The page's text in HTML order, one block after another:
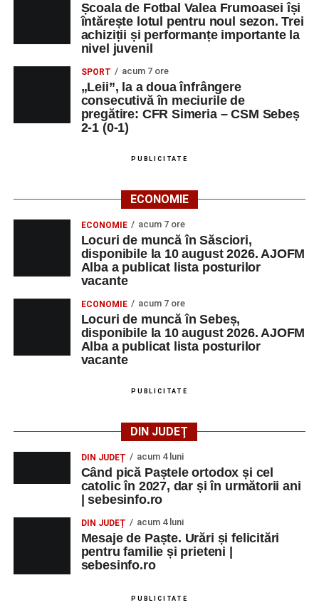
Școala de Fotbal Valea Frumoasei își
întărește lotul pentru noul sezon. Trei
achiziții și performanțe importante la
nivel juvenil
SPORT acum 7 ore
„Leii”, la a doua înfrângere
consecutivă în meciurile de
pregătire: CFR Simeria – CSM Sebeș
2-1 (0-1)
PUBLICITATE
ECONOMIE
ECONOMIE acum 7 ore
Locuri de muncă în Săsciori,
disponibile la 10 august 2026. AJOFM
Alba a publicat lista posturilor
vacante
ECONOMIE acum 7 ore
Locuri de muncă în Sebeș,
disponibile la 10 august 2026. AJOFM
Alba a publicat lista posturilor
vacante
PUBLICITATE
DIN JUDEȚ
DIN JUDEȚ acum 4 luni
Când pică Paștele ortodox și cel
catolic în 2027, dar și în următorii ani
| sebesinfo.ro
DIN JUDEȚ acum 4 luni
Mesaje de Paște. Urări și felicitări
pentru familie și prieteni |
sebesinfo.ro
PUBLICITATE